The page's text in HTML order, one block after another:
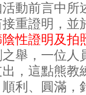
動前言中所
重證明，並
性證明及拍
舉，一位人
，這點熊教
利、圓滿，